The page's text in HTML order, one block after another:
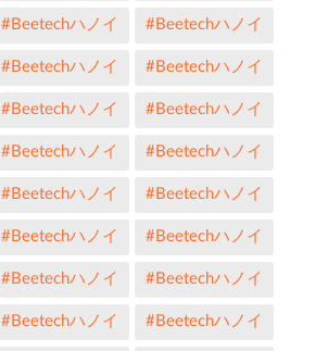
#Beetechハノイ #Beetechハノイ
#Beetechハノイ #Beetechハノイ
#Beetechハノイ #Beetechハノイ
#Beetechハノイ #Beetechハノイ
#Beetechハノイ #Beetechハノイ
#Beetechハノイ #Beetechハノイ
#Beetechハノイ #Beetechハノイ
#Beetechハノイ #Beetechハノイ